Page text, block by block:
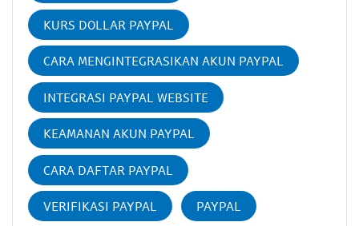
KURS DOLLAR PAYPAL
CARA MENGINTEGRASIKAN AKUN PAYPAL
INTEGRASI PAYPAL WEBSITE
KEAMANAN AKUN PAYPAL
CARA DAFTAR PAYPAL
VERIFIKASI PAYPAL PAYPAL